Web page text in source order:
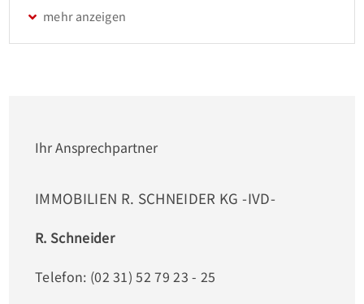
Alle Preise verstehen sich zzgl. der gesetzlichen
Ihr Ansprechpartner
IMMOBILIEN R. SCHNEIDER KG -IVD-
R. Schneider
Telefon: (02 31) 52 79 23 - 25